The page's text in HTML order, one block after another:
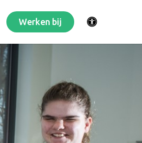
Werken bij